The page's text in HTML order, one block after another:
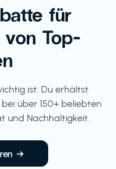
für
Top-
ist: Du erhältst
über 150+ beliebten
und Nachhaltigkeit.
→